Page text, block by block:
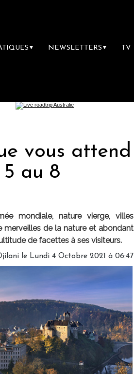
▼ NEWSLETTERS ▼ TV
vous attend
5 au 8
mondiale, nature vierge, villes
merveilles de la nature et abondant
de facettes à ses visiteurs.
le Lundi 4 Octobre 2021 à 06:47